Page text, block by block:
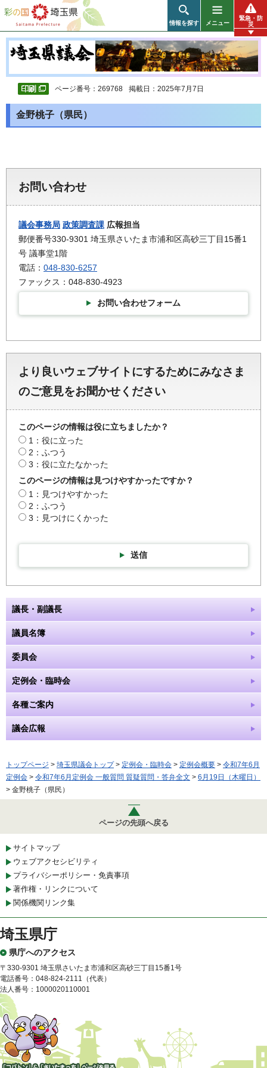
彩の国 埼玉県
情報を探す メニュー
緊急・防
災
ページ番号：269768 掲載日：2025年7月7日
金野桃子（県民）
お問い合わせ
議会事務局 政策調査課 広報担当
郵便番号330-9301 埼玉県さいたま市浦和区高砂三丁目15番1
号 議事堂1階
電話： 048-830-6257
ファックス：048-830-4923
お問い合わせフォーム
より良いウェブサイトにするためにみなさま
のご意見をお聞かせください
このページの情報は役に立ちましたか？
1：役に立った
2：ふつう
3：役に立たなかった
このページの情報は見つけやすかったですか？
1：見つけやすかった
2：ふつう
3：見つけにくかった
送信
議長・副議長
議員名簿
委員会
定例会・臨時会
各種ご案内
議会広報
トップページ > 埼玉県議会トップ> 定例会・臨時会 > 定例会概要 > 令和7年6月
定例会 > 令和7年6月定例会 一般質問 質疑質問・答弁全文 > 6月19日（木曜日）
> 金野桃子（県民）
ページの先頭へ戻る
サイトマップ
ウェブアクセシビリティ
プライバシーポリシー・免責事項
著作権・リンクについて
関係機関リンク集
埼玉県庁
県庁へのアクセス
〒330-9301 埼玉県さいたま市浦和区高砂三丁目15番1号
電話番号：048-824-2111（代表）
法人番号：1000020110001